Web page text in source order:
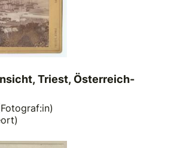
Triest, Österreich-